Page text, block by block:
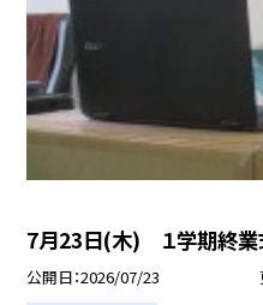
7月23日(木) １学期終業
公開日 2026/07/23